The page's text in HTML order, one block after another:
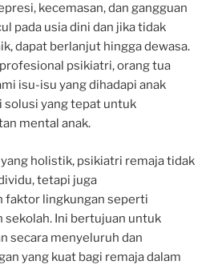
kecemasan, dan gangguan
pada usia dini dan jika tidak
dapat berlanjut hingga dewasa.
psikiatri, orang tua
isu-isu yang dihadapi anak
solusi yang tepat untuk
mental anak.
holistik, psikiatri remaja tidak
tetapi juga
faktor lingkungan seperti
sekolah. Ini bertujuan untuk
secara menyeluruh dan
yang kuat bagi remaja dalam